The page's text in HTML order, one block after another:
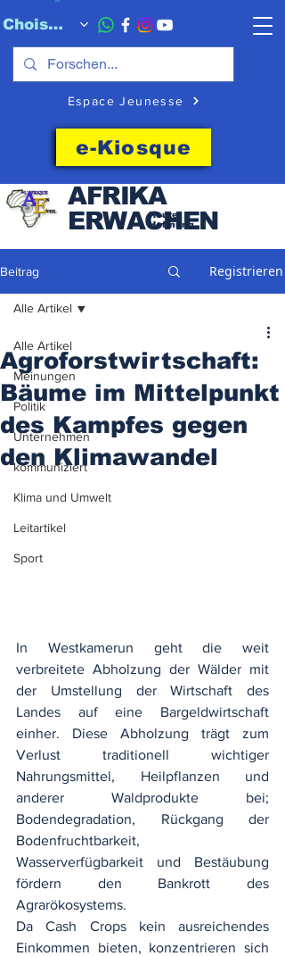
Choisissez quand l'envoyer
Espace Jeunesse
e-Kiosque
AFRIKA
ERWACHEN
Heute
Hoffnung
Beitrag Registrieren
Alle Artikel
Meinungen
Politik
Unternehmen
kommuniziert
Klima und Umwelt
Leitartikel
Sport
Alle Artikel
Agroforstwirtschaft:
Bäume im Mittelpunkt
des Kampfes gegen
den Klimawandel
In Westkamerun geht die weit
verbreitete Abholzung der Wälder mit
der Umstellung der Wirtschaft des
Landes auf eine Bargeldwirtschaft
einher. Diese Abholzung trägt zum
Verlust traditionell wichtiger
Nahrungsmittel, Heilpflanzen und
anderer Waldprodukte bei;
Bodendegradation, Rückgang der
Bodenfruchtbarkeit,
Wasserverfügbarkeit und Bestäubung
fördern den Bankrott des
Agrarökosystems.
Da Cash Crops kein ausreichendes
Einkommen bieten, konzentrieren sich